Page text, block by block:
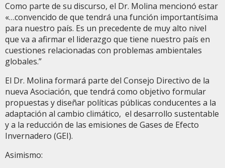
Como parte de su discurso, el Dr. Molina mencionó estar
«…convencido de que tendrá una función importantísima
para nuestro país. Es un precedente de muy alto nivel
que va a afirmar el liderazgo que tiene nuestro país en
cuestiones relacionadas con problemas ambientales
globales.”
El Dr. Molina formará parte del Consejo Directivo de la
nueva Asociación, que tendrá como objetivo formular
propuestas y diseñar políticas públicas conducentes a la
adaptación al cambio climático, el desarrollo sustentable
y a la reducción de las emisiones de Gases de Efecto
Invernadero (GEI).
Asimismo: